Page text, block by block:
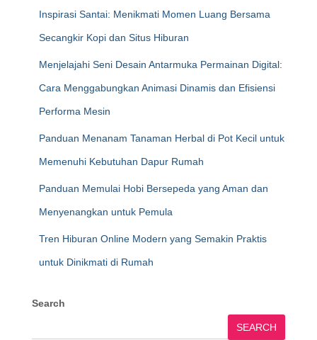
Inspirasi Santai: Menikmati Momen Luang Bersama
Secangkir Kopi dan Situs Hiburan
Menjelajahi Seni Desain Antarmuka Permainan Digital:
Cara Menggabungkan Animasi Dinamis dan Efisiensi
Performa Mesin
Panduan Menanam Tanaman Herbal di Pot Kecil untuk
Memenuhi Kebutuhan Dapur Rumah
Panduan Memulai Hobi Bersepeda yang Aman dan
Menyenangkan untuk Pemula
Tren Hiburan Online Modern yang Semakin Praktis
untuk Dinikmati di Rumah
Search
SEARCH